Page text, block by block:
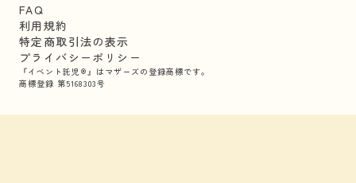
FAQ
利用規約
特定商取引法の表示
プライバシーポリシー
『イベント託児®』はマザーズの登録商標です。
商標登録 第5168303号